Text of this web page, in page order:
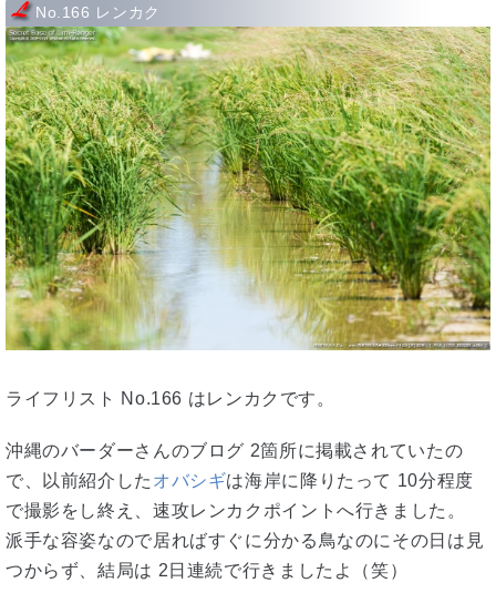
No.166 レンカク
ライフリスト No.166 はレンカクです。
沖縄のバーダーさんのブログ 2箇所に掲載されていたの
で、以前紹介した オバシギは海岸に降りたって 10分程度
で撮影をし終え、速攻レンカクポイントへ行きました。
派手な容姿なので居ればすぐに分かる鳥なのにその日は見
つからず、結局は 2日連続で行きましたよ（笑）